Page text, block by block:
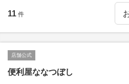
11 件
店舗公式
便利屋ななつぼし